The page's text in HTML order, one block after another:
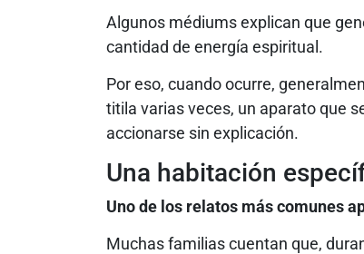
Algunos médiums explican que
cantidad de energía espiritual.
Por eso, cuando ocurre,
titila varias veces, un aparato que
accionarse sin explicación.
Una habitación
Uno de los relatos más comunes
Muchas familias cuentan que,